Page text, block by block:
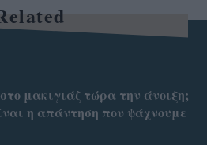
μακιγιάζ τώρα την άνοιξη;
η απάντηση που ψάχνουμε